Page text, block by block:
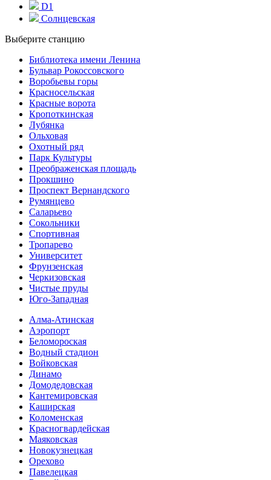
D1
Солнцевская
Выберите станцию
Библиотека имени Ленина
Бульвар Рокоссовского
Воробьевы горы
Красно­сельская
Красные ворота
Кропоткинс­кая
Лубянка
Ольховая
Охотный ряд
Парк Культуры
Преобра­женская площадь
Прокшино
Проспект Вернандского
Румянцево
Саларьево
Сокольники
Спортивная
Тропарево
Университет
Фрунзенская
Черкизовская
Чистые пруды
Юго-Западная
Алма-Атинская
Аэропорт
Беломороская
Водный стадион
Войковская
Динамо
Домоде­довская
Кантеми­ровская
Каширская
Коломенская
Красногвар­дейская
Маяковская
Новокузнецкая
Орехово
Павелецкая